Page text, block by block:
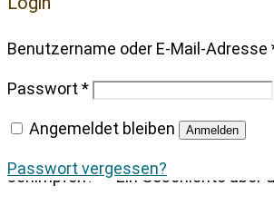
Benutzername oder E-Mail-Adresse
Passwort*
Angemeldet bleiben Anmelden
Passwort vergessen?
Bewertungen
Produktsicherheit
Mama ist sauer: so eine
schimpfen? – Ein Geschichte über